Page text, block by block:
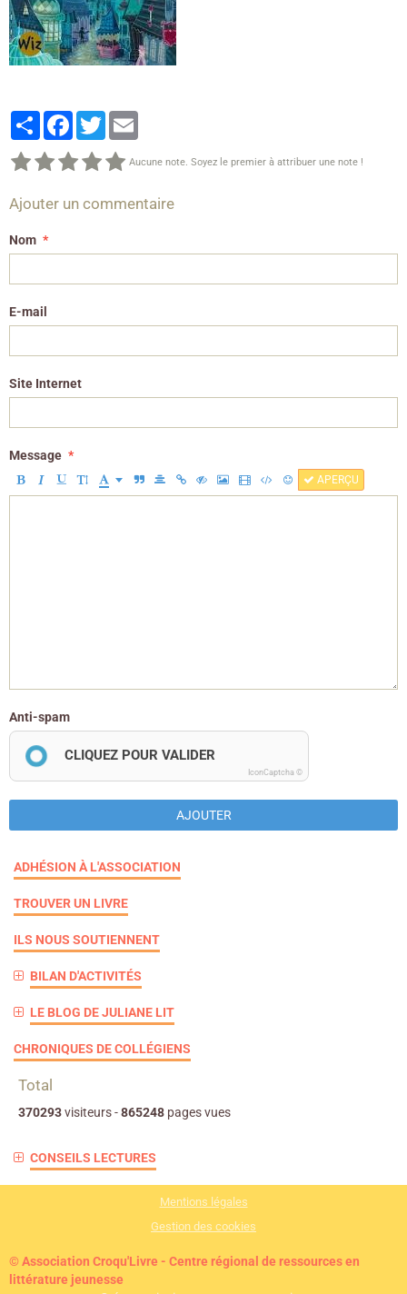
PartagerFacebook
Twitter
Aucune note. Soyez le premier à attribuer une note !
Ajouter un commentaire
Nom
E-mail
Site Internet
Message
APERÇU
Anti-spam
CLIQUEZ POUR VALIDER
IconCaptcha ©
AJOUTER
ADHÉSION À L'ASSOCIATION
TROUVER UN LIVRE
ILS NOUS SOUTIENNENT
BILAN D'ACTIVITÉS
LE BLOG DE JULIANE LIT
CHRONIQUES DE COLLÉGIENS
Total
370293visiteurs -865248 pages vues
CONSEILS LECTURES
Mentions légales
Gestion des cookies
© Association Croqu'Livre - Centre régional de ressources en
littérature jeunesse